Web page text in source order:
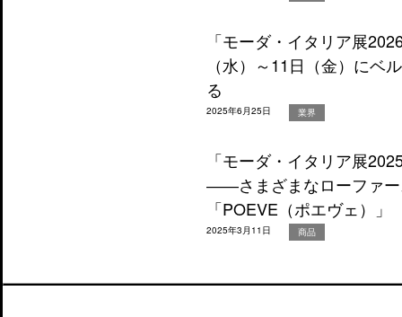
「モーダ・イタリア展
（水）～11日（金）にベ
る
2025年6月25日 業界
「モーダ・イタリア展
――さまざまなローファー
「POEVE（ポエヴェ）」
2025年3月11日 商品